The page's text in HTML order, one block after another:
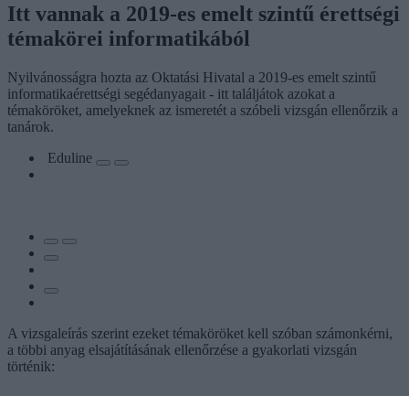
Itt vannak a 2019-es emelt szintű érettségi
témakörei informatikából
Nyilvánosságra hozta az Oktatási Hivatal a 2019-es emelt szintű
informatikaérettségi segédanyagait - itt találjátok azokat a
témaköröket, amelyeknek az ismeretét a szóbeli vizsgán ellenőrzik a
tanárok.
Eduline
A vizsgaleírás szerint ezeket témaköröket kell szóban számonkérni,
a többi anyag elsajátításának ellenőrzése a gyakorlati vizsgán
történik: